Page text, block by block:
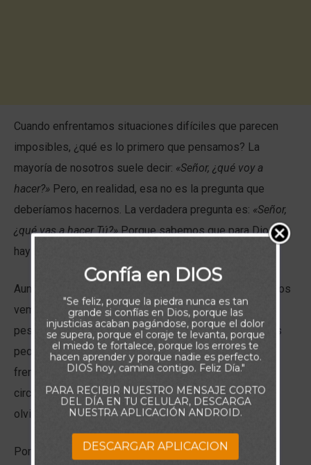
Cuando enfrentamos situaciones difíciles que parecen
imposibles, ¿qué es lo primero que pensamos? La
mayoría de nosotros suele decir: «Señor, ¿qué voy a
hacer?» Pero, en realidad, esa no es la pregunta que
deberíamos hacernos. La verdadera pregunta es: «Señor,
¿qué vas a hacer Tú?»Porque sabemos que para Dios no
hay límites y nada está fuera de su alcance.
Aunque lo sabemos en teoría, muchas veces, cuando nos
vemos atrapados, sin salida aparente, la angustia y el
peso de los detalles nos abruman. Es fácil imaginar los
peores escenarios y sentirnos pequeños e incapaces
frente a nuestras limitaciones. Miramos las
circunstancias, escuchamos las malas noticias y
olvidamos quién es el que puede socorrernos.
Por eso, necesitamos aprender a desviar la mirada de
Confía en DIOS
"Se feliz, porque la piedra nunca es tan
grande si confías en Dios, porque las
injusticias acaban pagándose, porque el dolor
se supera, porque el coraje te levanta, porque
el miedo te fortalece, porque los errores te
hacen aprender y porque nadie es perfecto.
DIOS hoy, camina contigo. Feliz Día."
PARA RECIBIR NUESTRO MENSAJE CORTO
DEL DÍA EN TU CELULAR, DESCARGA
NUESTRA APLICACIÓN ANDROID.
DESCARGAR APLICACION